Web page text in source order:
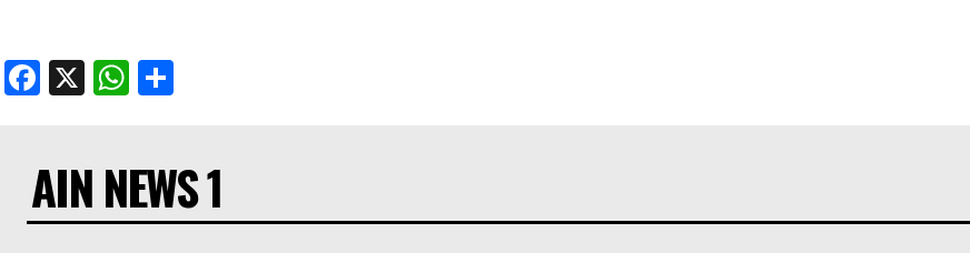
Facebook
X WhatsApp
AIN NEWS 1